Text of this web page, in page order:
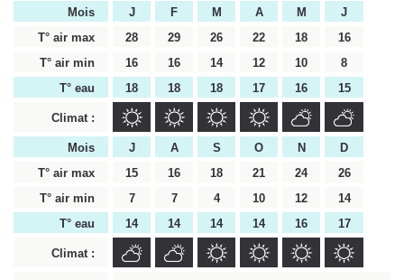
Mois J F M A M
J
T° air max
28 29 26 22 18
16
T° air min
16 16 14 12 10
8
T° eau
18 18 18 17 16 15
Climat :
Mois J A S O N
D
T° air max
15 16 18 21 24
26
T° air min
7 7 4 10 12
14
T° eau
14 14 14 14 16 17
Climat :